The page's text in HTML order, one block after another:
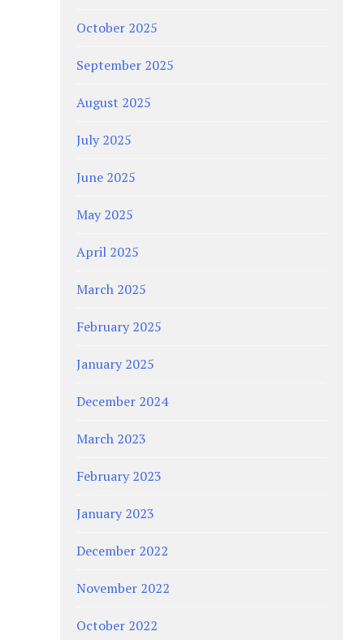
October 2025
September 2025
August 2025
July 2025
June 2025
May 2025
April 2025
March 2025
February 2025
January 2025
December 2024
March 2023
February 2023
January 2023
December 2022
November 2022
October 2022